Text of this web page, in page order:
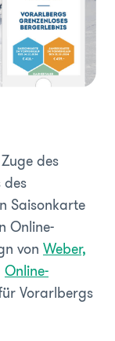
des
des
Saisonkarte
Online-
von Weber,
Online-
Vorarlbergs